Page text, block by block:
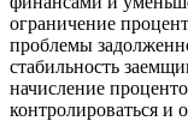
ограничение
проблемы
стабильность
начисление
контролироваться и